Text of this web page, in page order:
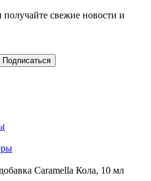
свежие новости и
Caramella Кола, 10 мл